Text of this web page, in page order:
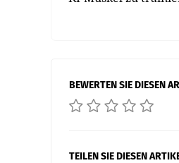
BEWERTEN SIE DIESEN
TEILEN SIE DIESEN